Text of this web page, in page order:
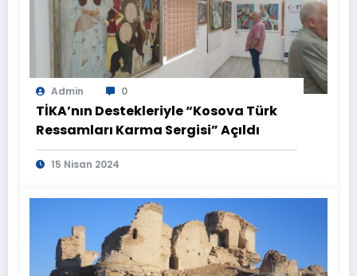
Admin 0
TİKA’nın Destekleriyle “Kosova Türk
Ressamları Karma Sergisi” Açıldı
15 Nisan 2024